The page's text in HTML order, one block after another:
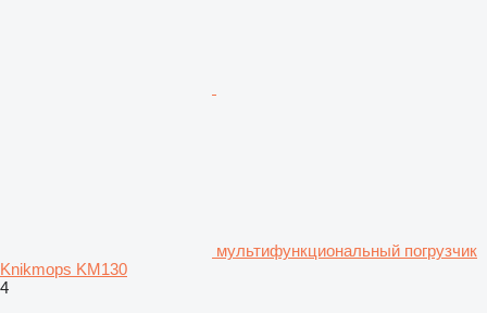
мультифункциональный погрузчик
Knikmops KM130
4